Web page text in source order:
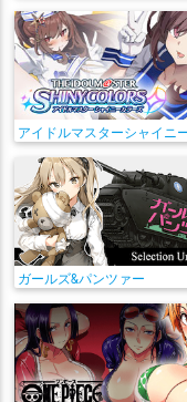
ガールズ&パンツァー